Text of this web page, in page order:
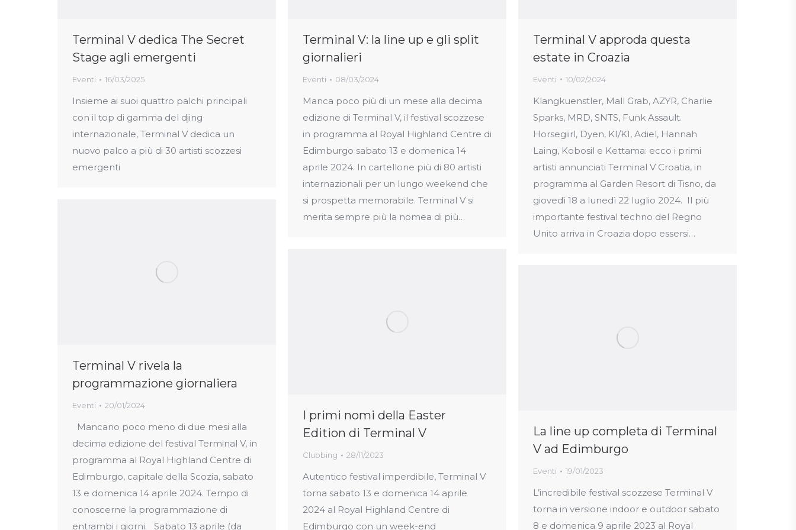
Terminal V dedica The Secret
Stage agli emergenti
Eventi 16/03/2025
Insieme ai suoi quattro palchi principali
con il top di gamma del djing
internazionale, Terminal V dedica un
nuovo palco a più di 30 artisti scozzesi
emergenti
Terminal V: la line up e gli split
giornalieri
Eventi 08/03/2024
Manca poco più di un mese alla decima
edizione di Terminal V, il festival scozzese
in programma al Royal Highland Centre di
Edimburgo sabato 13 e domenica 14
aprile 2024. In cartellone più di 80 artisti
internazionali per un lungo weekend che
si prospetta memorabile. Terminal V si
merita sempre più la nomea di più…
Terminal V approda questa
estate in Croazia
Eventi 10/02/2024
Klangkuenstler, Mall Grab, AZYR, Charlie
Sparks, MRD, SNTS, Funk Assault.
Horsegiirl, Dyen, KI/KI, Adiel, Hannah
Laing, Kobosil e Kettama: ecco i primi
artisti annunciati Terminal V Croatia, in
programma al Garden Resort di Tisno, da
giovedì 18 a lunedì 22 luglio 2024. Il più
importante festival techno del Regno
Unito arriva in Croazia dopo essersi…
Terminal V rivela la
programmazione giornaliera
Eventi 20/01/2024
Mancano poco meno di due mesi alla
decima edizione del festival Terminal V, in
programma al Royal Highland Centre di
Edimburgo, capitale della Scozia, sabato
13 e domenica 14 aprile 2024. Tempo di
conoscerne la programmazione di
entrambi i giorni. Sabato 13 aprile (da
I primi nomi della Easter
Edition di Terminal V
Clubbing 28/11/2023
Autentico festival imperdibile, Terminal V
torna sabato 13 e domenica 14 aprile
2024 al Royal Highland Centre di
Edimburgo con un week-end
La line up completa di Terminal
V ad Edimburgo
Eventi 19/01/2023
L’incredibile festival scozzese Terminal V
torna in versione indoor e outdoor sabato
8 e domenica 9 aprile 2023 al Royal